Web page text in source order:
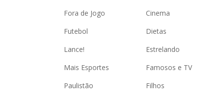
Fora de Jogo
Futebol
Lance!
Mais Esportes
Paulistão
Cinema
Dietas
Estrelando
Famosos e TV
Filhos